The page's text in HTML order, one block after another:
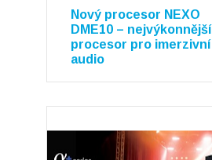
Nový procesor NEXO
DME10 – nejvýkonnější
procesor pro imerzivní
audio